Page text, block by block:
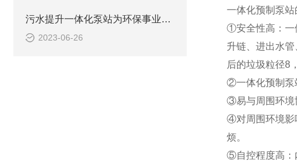
污水提升一体化泵站为环保事业做出了哪些贡献？
2023-06-26
一体化预制泵站
①安全性高：一
升链、进出水
后的垃圾粒径8
②一体化预制泵
③易与周围环境
④对周围环境影
烦。
⑤自控程度高：